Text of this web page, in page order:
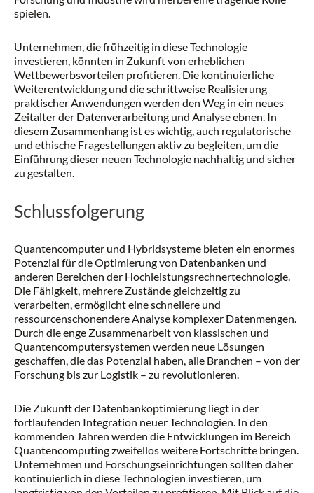
spielen.
Unternehmen, die frühzeitig in diese Technologie
investieren, könnten in Zukunft von erheblichen
Wettbewerbsvorteilen profitieren. Die kontinuierliche
Weiterentwicklung und die schrittweise Realisierung
praktischer Anwendungen werden den Weg in ein neues
Zeitalter der Datenverarbeitung und Analyse ebnen. In
diesem Zusammenhang ist es wichtig, auch regulatorische
und ethische Fragestellungen aktiv zu begleiten, um die
Einführung dieser neuen Technologie nachhaltig und sicher
zu gestalten.
Schlussfolgerung
Quantencomputer und Hybridsysteme bieten ein enormes
Potenzial für die Optimierung von Datenbanken und
anderen Bereichen der Hochleistungsrechnertechnologie.
Die Fähigkeit, mehrere Zustände gleichzeitig zu
verarbeiten, ermöglicht eine schnellere und
ressourcenschonendere Analyse komplexer Datenmengen.
Durch die enge Zusammenarbeit von klassischen und
Quantencomputersystemen werden neue Lösungen
geschaffen, die das Potenzial haben, alle Branchen – von der
Forschung bis zur Logistik – zu revolutionieren.
Die Zukunft der Datenbankoptimierung liegt in der
fortlaufenden Integration neuer Technologien. In den
kommenden Jahren werden die Entwicklungen im Bereich
Quantencomputing zweifellos weitere Fortschritte bringen.
Unternehmen und Forschungseinrichtungen sollten daher
kontinuierlich in diese Technologien investieren, um